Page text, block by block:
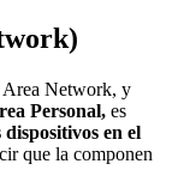
Area Network, y
Personal, es
en el
que la componen